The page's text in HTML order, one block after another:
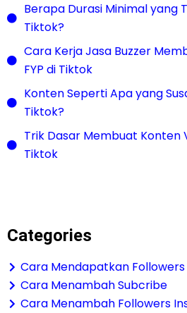
Berapa Durasi Minimal yang
Tiktok?
Cara Kerja Jasa Buzzer
FYP di Tiktok
Konten Seperti Apa yang
Tiktok?
Trik Dasar Membuat Konten
Tiktok
Categories
Cara Mendapatkan
Cara Menambah Subcribe
Cara Menambah Followers